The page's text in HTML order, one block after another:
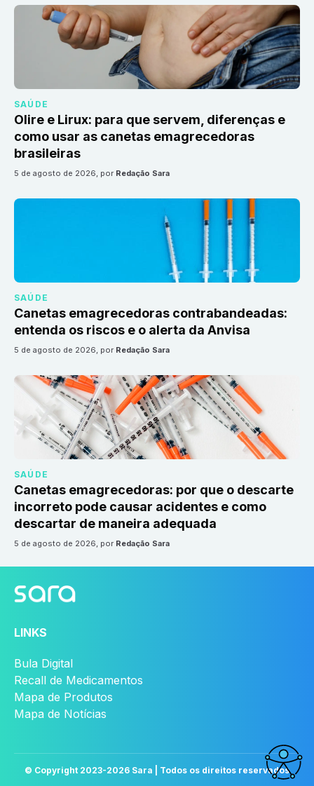
SAÚDE
Olire e Lirux: para que servem, diferenças e
como usar as canetas emagrecedoras
brasileiras
5 de agosto de 2026, por Redação Sara
SAÚDE
Canetas emagrecedoras contrabandeadas:
entenda os riscos e o alerta da Anvisa
5 de agosto de 2026, por Redação Sara
SAÚDE
Canetas emagrecedoras: por que o descarte
incorreto pode causar acidentes e como
descartar de maneira adequada
5 de agosto de 2026, por Redação Sara
LINKS
Bula Digital
Recall de Medicamentos
Mapa de Produtos
Mapa de Notícias
© Copyright 2023-2026 Sara | Todos os direitos reservados